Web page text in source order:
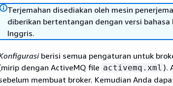
Terjemahan disediakan oleh mesin
diberikan bertentangan dengan versi
Inggris.
berisi semua pengaturan untuk
dengan ActiveMQ file activemq.xml ).
membuat broker. Kemudian Anda